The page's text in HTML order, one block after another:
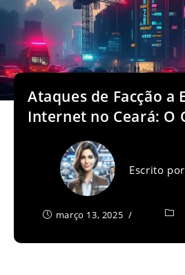
Ataques de Facção a
Internet no Ceará: O
Escrito
março 13, 2025